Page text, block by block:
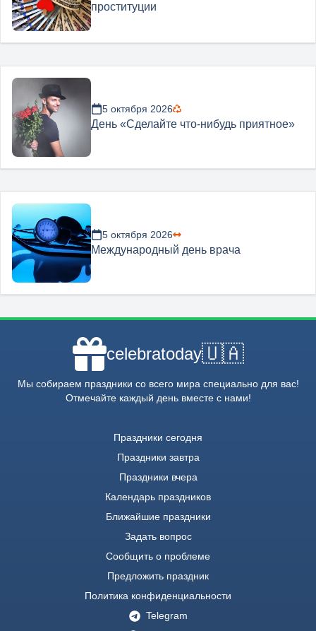
проституции
5 октября 2026
День «Сделайте что-нибудь приятное»
5 октября 2026
Международный день врача
celebratoday🇺🇦
Мы собираем праздники со всего мира специально для вас!
Отмечайте каждый день вместе с нами!
Праздники сегодня
Праздники завтра
Праздники вчера
Календарь праздников
Ближайшие праздники
Задать вопрос
Сообщить о проблеме
Предложить праздник
Политика конфиденциальности
Telegram